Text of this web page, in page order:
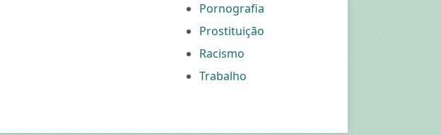
Pornografia
Prostituição
Racismo
Trabalho